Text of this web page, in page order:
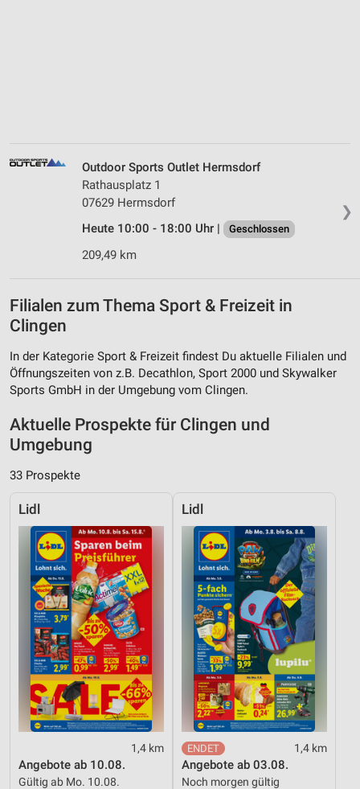
❯
Outdoor Sports Outlet Hermsdorf
Rathausplatz 1
07629 Hermsdorf
Heute 10:00 - 18:00 Uhr |
Geschlossen
209,49 km
Filialen zum Thema Sport & Freizeit in
Clingen
In der Kategorie Sport & Freizeit findest Du aktuelle Filialen und
Öffnungszeiten von z.B. Decathlon, Sport 2000 und Skywalker
Sports GmbH in der Umgebung vom Clingen.
Aktuelle Prospekte für Clingen und
Umgebung
33 Prospekte
Lidl
1,4 km
Angebote ab 10.08.
Gültig ab Mo. 10.08.
Lidl
1,4 km
Angebote ab 03.08.
Noch morgen gültig